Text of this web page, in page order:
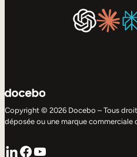
Copyright © 2026 Docebo – Tous
déposée ou une marque commerciale
LinkedIn
Facebook
YouTube